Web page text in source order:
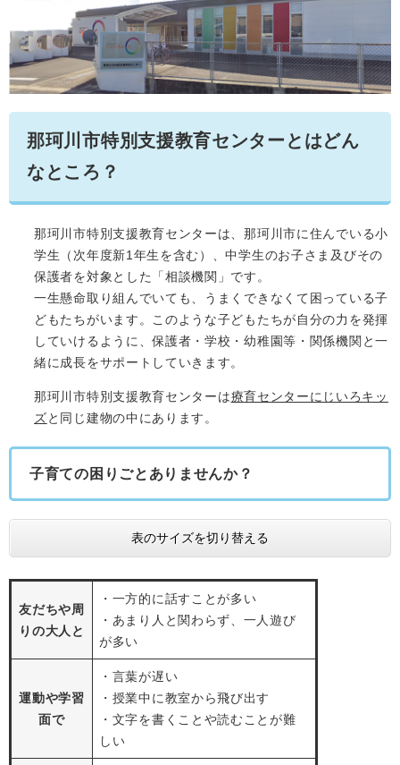
那珂川市特別支援教育センターとはどん
なところ？
那珂川市特別支援教育センターは、那珂川市に住んでいる小
学生（次年度新1年生を含む）、中学生のお子さま及びその
保護者を対象とした「相談機関」です。
一生懸命取り組んでいても、うまくできなくて困っている子
どもたちがいます。このような子どもたちが自分の力を発揮
していけるように、保護者・学校・幼稚園等・関係機関と一
緒に成長をサポートしていきます。
那珂川市特別支援教育センターは療育センターにじいろキッ
ズと同じ建物の中にあります。
子育ての困りごとありませんか？
表のサイズを切り替える
友だちや周
りの大人と
・一方的に話すことが多い
・あまり人と関わらず、一人遊び
が多い
運動や学習
面で
・言葉が遅い
・授業中に教室から飛び出す
・文字を書くことや読むことが難
しい